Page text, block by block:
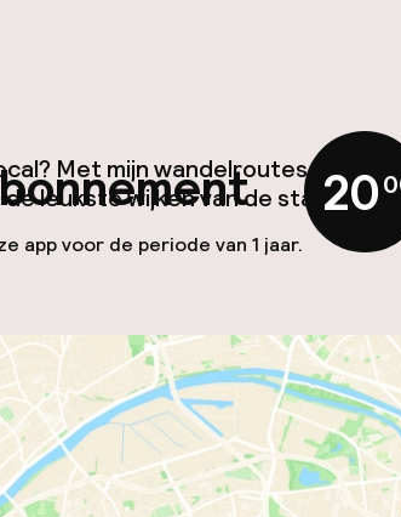
Met mijn wandelroutes kom je
leukste wijken van de stad.
app voor de periode van 1 jaar.
20,